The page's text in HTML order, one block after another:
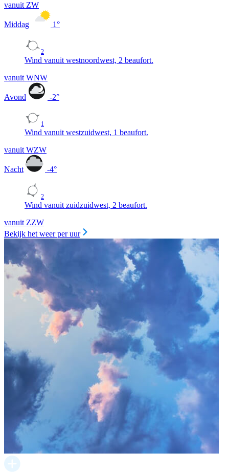
vanuit ZW
Middag 1°
2
Wind vanuit westnoordwest, 2 beaufort.
vanuit WNW
Avond -2°
1
Wind vanuit westzuidwest, 1 beaufort.
vanuit WZW
Nacht -4°
2
Wind vanuit zuidzuidwest, 2 beaufort.
vanuit ZZW
Bekijk het weer per uur